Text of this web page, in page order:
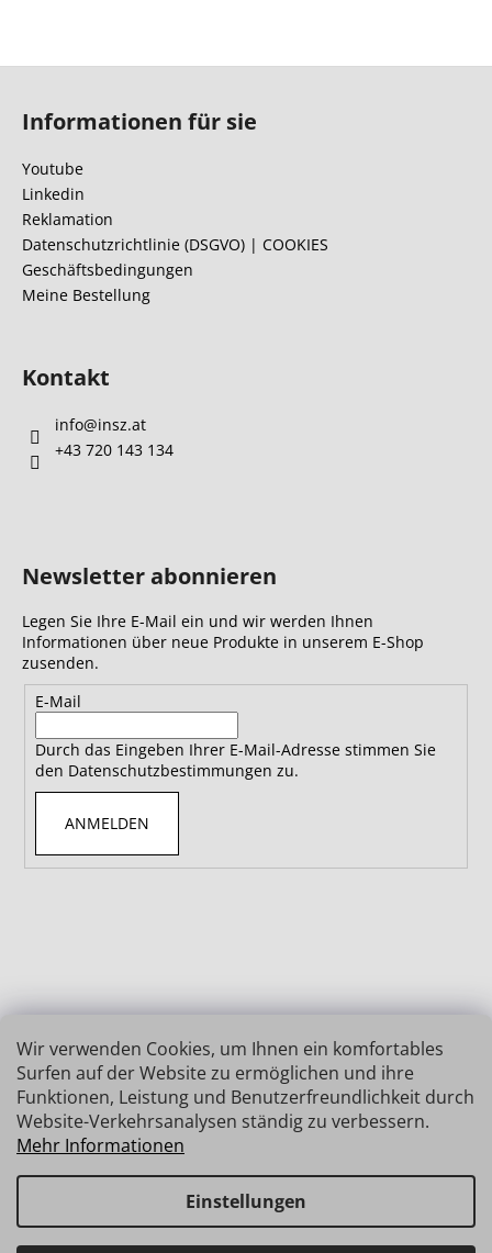
Wir verwenden Cookies, um Ihnen ein komfortables
Surfen auf der Website zu ermöglichen und ihre
Funktionen, Leistung und Benutzerfreundlichkeit durch
Website-Verkehrsanalysen ständig zu verbessern.
Mehr Informationen
Einstellungen
Informationen für sie
Youtube
Linkedin
Reklamation
Datenschutzrichtlinie (DSGVO) | COOKIES
Geschäftsbedingungen
Meine Bestellung
Kontakt
info@insz.at
+43 720 143 134
Newsletter abonnieren
Legen Sie Ihre E-Mail ein und wir werden Ihnen
Informationen über neue Produkte in unserem E-Shop
zusenden.
E-Mail
Durch das Eingeben Ihrer E-Mail-Adresse stimmen Sie
den Datenschutzbestimmungen zu.
ANMELDEN
Erstellt von Shoptet